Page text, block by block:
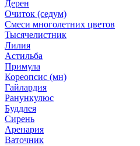
Дерен
Очиток (седум)
Смеси многолетних цветов
Тысячелистник
Лилия
Астильба
Примула
Кореопсис (мн)
Гайлардия
Ранункулюс
Буддлея
Сирень
Аренария
Ваточник